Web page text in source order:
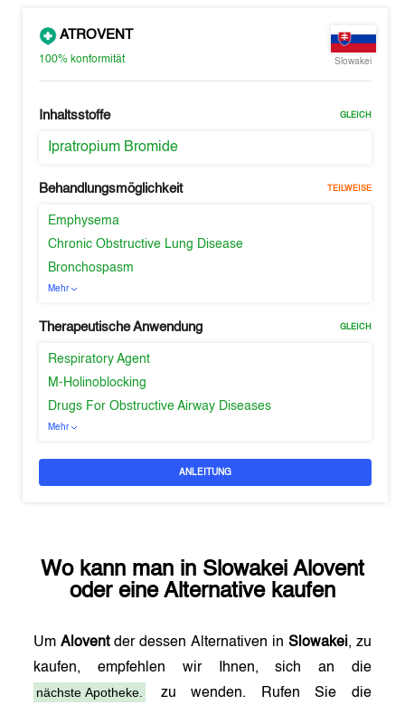
ATROVENT
100% konformität Slowakei
Inhaltsstoffe GLEICH
Ipratropium Bromide
Behandlungsmöglichkeit TEILWEISE
Emphysema
Chronic Obstructive Lung Disease
Bronchospasm
Mehr
Therapeutische Anwendung GLEICH
Respiratory Agent
M-Holinoblocking
Drugs For Obstructive Airway Diseases
Mehr
ANLEITUNG
Wo kann man in Slowakei Alovent
oder eine Alternative kaufen
UmAloventder dessen Alternativen in Slowakei, zu
kaufen, empfehlen wir Ihnen, sich an die
nächste Apotheke.
zu wenden. Rufen Sie die